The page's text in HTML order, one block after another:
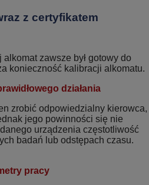
z certyfikatem
zawsze był gotowy do
konieczność kalibracji alkomatu.
działania
zrobić odpowiedzialny kierowca,
jego powinności się nie
urządzenia częstotliwość
badań lub odstępach czasu.
pracy